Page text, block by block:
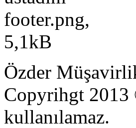
Özder
Copyrihgt 2013
kullanılamaz.